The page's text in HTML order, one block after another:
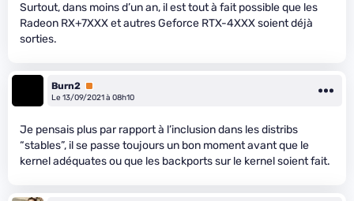
Surtout, dans moins d’un an, il est tout à fait possible que les
Radeon RX+7XXX et autres Geforce RTX-4XXX soient déjà
sorties.
Burn2 Premium
Le 13/09/2021 à 08h10
Je pensais plus par rapport à l’inclusion dans les distribs
“stables”, il se passe toujours un bon moment avant que le
kernel adéquates ou que les backports sur le kernel soient fait.